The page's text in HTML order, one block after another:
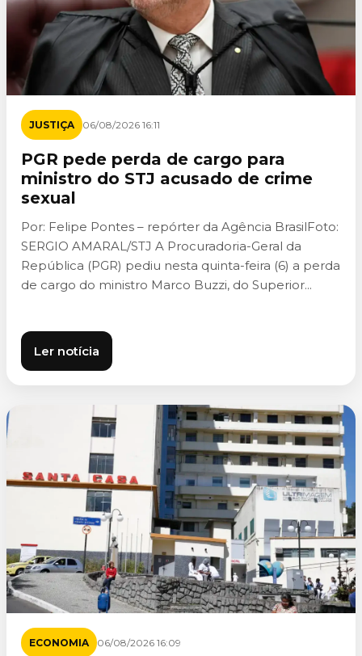
JUSTIÇA 06/08/2026 16:11
PGR pede perda de cargo para
ministro do STJ acusado de crime
sexual
Por: Felipe Pontes – repórter da Agência BrasilFoto:
SERGIO AMARAL/STJ A Procuradoria-Geral da
República (PGR) pediu nesta quinta-feira (6) a perda
de cargo do ministro Marco Buzzi, do Superior...
Ler notícia
ECONOMIA 06/08/2026 16:09